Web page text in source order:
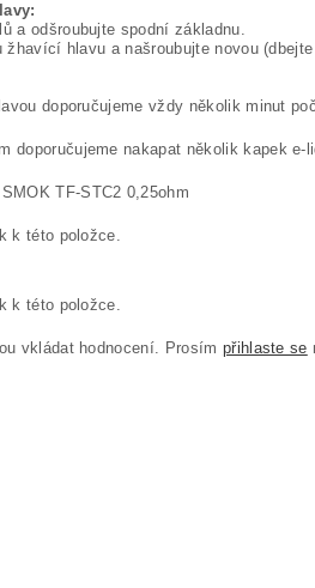
a odšroubujte spodní základnu.
hlavu a našroubujte novou
doporučujeme vždy několik minut
doporučujeme nakapat několik kapek
TF-STC2 0,25ohm
k této položce.
k této položce.
vkládat hodnocení. Prosím přihlaste se